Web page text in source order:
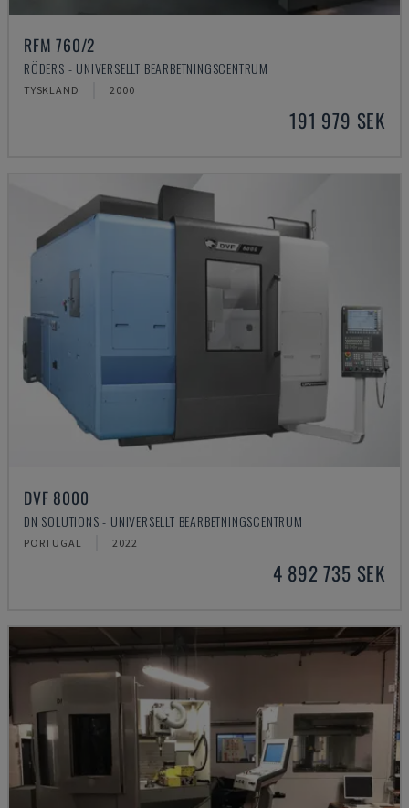
RFM 760/2
RÖDERS - UNIVERSELLT BEARBETNINGSCENTRUM
TYSKLAND 2000
191 979 SEK
DVF 8000
DN SOLUTIONS - UNIVERSELLT BEARBETNINGSCENTRUM
PORTUGAL 2022
4 892 735 SEK